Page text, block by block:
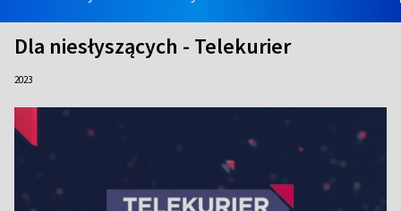
Dla niesłyszących - Telekurier
2023